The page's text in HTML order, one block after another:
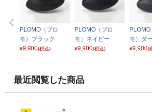
PLOMO（プロ
モ）ブラック
¥9,900(税込)
PLOMO（プロ
モ）ネイビー
¥9,900(税込)
PLOMO
モ）ダ
¥9,900(
最近閲覧した商品